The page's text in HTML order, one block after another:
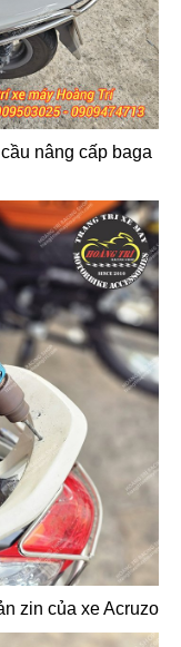
nâng cấp baga
zin của xe Acruzo